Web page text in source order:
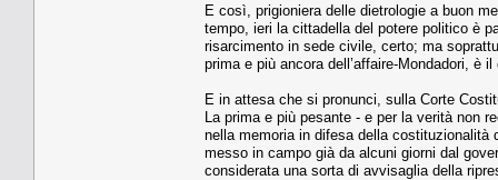
E così, prigioniera delle dietrologie a buon
tempo, ieri la cittadella del potere politico è
risarcimento in sede civile, certo; ma
prima e più ancora dell’affaire-Mondadori, è
E in attesa che si pronunci, sulla Corte
La prima e più pesante - e per la verità non
nella memoria in difesa della costituzionalità
messo in campo già da alcuni giorni dal
considerata una sorta di avvisaglia della